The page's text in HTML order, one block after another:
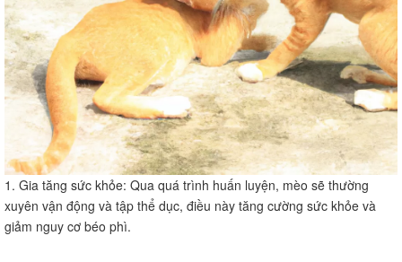
1. Gia tăng sức khỏe: Qua quá trình huấn luyện, mèo sẽ thường
xuyên vận động và tập thể dục, điều này tăng cường sức khỏe và
giảm nguy cơ béo phì.